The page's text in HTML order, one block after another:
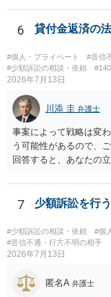
外に選択肢がない場合
法的には「当事者の合
必要になると思われま
ても回答は異なるかも
ろです。 LINEについて
りますが、携帯電話の
を特定した後は、返金
本的に贈与に該当する
当方に返金の理屈があ
た金額について、裏付
身元の特定、返金の理
からスタートすること
ことの立証は簡単では
返金交渉で有利になる
に難しいところがあり
署に被害相談をするよ
6 貸付金返済の
#個人・プライベート #音信
#少額訴訟の相談・依頼
2026年7月13日
川添 圭 弁護士
事案によって戦略は変
う可能性があるので、
回答すると、あなたの
と、もし異議申立てが
（通常訴訟へ移行する
その異議後の通常訴訟
に相手方が遠方である
手方の主張については
お、残念ながら、「連
せん。
7 少額訴訟を行
#少額訴訟の相談・依頼 #個
#音信不通・行方不明の相手
2026年7月13日
匿名A 弁護士